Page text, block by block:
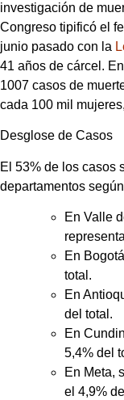
investigación de
Congreso tipificó el
junio pasado con la
41 años de cárcel.
1007 casos de
cada 100 mil
Desglose de Casos
El 53% de los casos
departamentos
En Valle
En
total.
En
del total.
En
5,4% del
En Meta,
el 4,9%